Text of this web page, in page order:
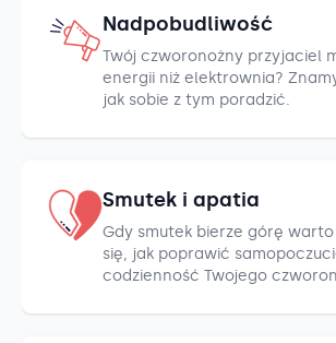
Nadpobudliwość
Twój czworonożny przyjaciel
energii niż elektrownia?
jak sobie z tym poradzić.
Smutek i apatia
Gdy smutek bierze górę
się, jak poprawić
codzienność Twojego